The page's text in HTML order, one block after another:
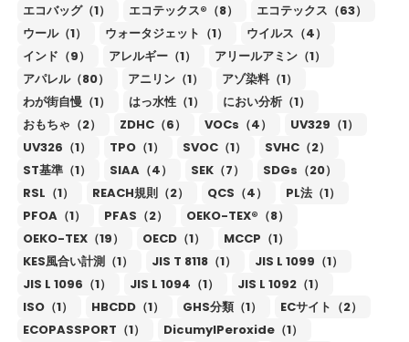
エコバッグ（1）
エコテックス®（8）
エコテックス（63）
ウール（1）
ウォータジェット（1）
ウイルス（4）
インド（9）
アレルギー（1）
アリールアミン（1）
アパレル（80）
アニリン（1）
アゾ染料（1）
わが街自慢（1）
はっ水性（1）
におい分析（1）
おもちゃ（2）
ZDHC（6） VOCs（4）
UV329（1）
UV326（1）
TPO（1） SVOC（1）
SVHC（2）
ST基準（1）
SIAA（4） SEK（7）
SDGs（20）
RSL（1）
REACH規則（2） QCS（4）
PL法（1）
PFOA（1）
PFAS（2）
OEKO-TEX®（8）
OEKO-TEX（19）
OECD（1）
MCCP（1）
KES風合い計測（1）
JIS T 8118（1）
JIS L 1099（1）
JIS L 1096（1）
JIS L 1094（1）
JIS L 1092（1）
ISO（1）
HBCDD（1） GHS分類（1）
ECサイト（2）
ECOPASSPORT（1）
DicumylPeroxide（1）